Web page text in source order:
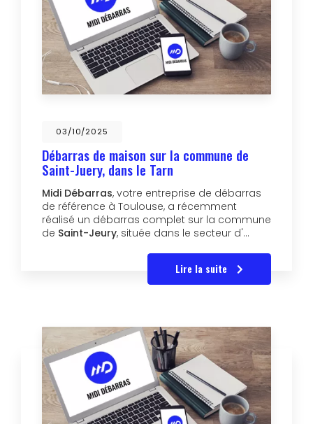
03/10/2025
Débarras de maison sur la commune de
Saint-Juery, dans le Tarn
Midi Débarras, votre entreprise de débarras
de référence à Toulouse, a récemment
réalisé un débarras complet sur la commune
de Saint-Jeury, située dans le secteur d'…
Lire la suite